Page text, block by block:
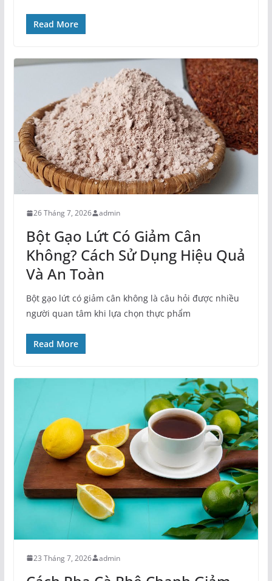
Read More
26 Tháng 7, 2026 admin
Bột Gạo Lứt Có Giảm Cân
Không? Cách Sử Dụng Hiệu Quả
Và An Toàn
Bột gạo lứt có giảm cân không là câu hỏi được nhiều
người quan tâm khi lựa chọn thực phẩm
Read More
23 Tháng 7, 2026 admin